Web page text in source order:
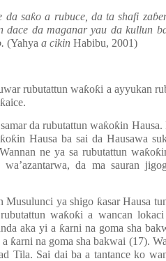
da saƙo a rubuce, da ta shafi zaɓ
da maganar yau da kullun
(Yahya a cikin Habibu, 2001)
rubutattun waƙoƙi a ayyukan
ƙaice.
da rubutattun waƙoƙin Hausa.
ƙoƙin Hausa ba sai da Hausawa
ne ya sa rubutattun waƙoƙ
da ma sauran
Musulunci ya shigo ƙasar Hausa
waƙoƙi a wancan
aka yi a ƙarni na goma sha
ƙarni na goma sha bakwai (17). Wa
Tila. Sai dai ba a tantance ko